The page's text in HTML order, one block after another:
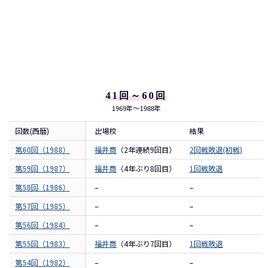
41回～60回
1969年～1988年
回数(西暦) 出場校
結果
第60回（1988）
福井商 （2年連続9回目）
2回戦敗退(初戦)
第59回（1987）
福井商 （4年ぶり8回目）
1回戦敗退
第58回（1986）
–
–
第57回（1985）
–
–
第56回（1984）
–
–
第55回（1983）
福井商 （4年ぶり7回目）
1回戦敗退
第54回（1982）
–
–